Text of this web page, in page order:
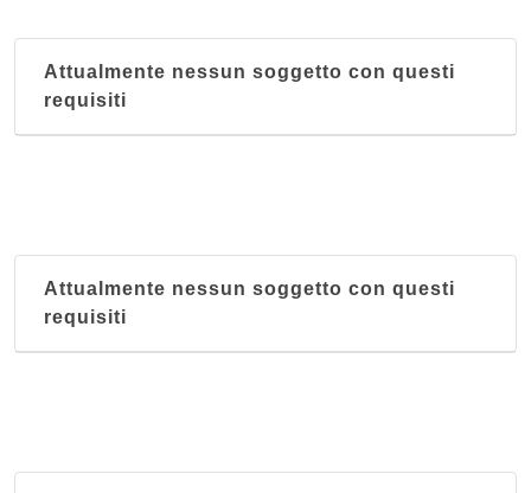
Antica Casa Marini
Macchiareddu
Attualmente nessun soggetto con questi
requisiti
Attualmente nessun soggetto con questi
requisiti